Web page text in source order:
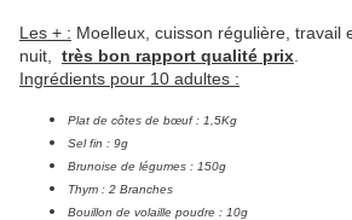
Les + : Moelleux, cuisson régulière, travail
nuit, très bon rapport qualité prix
Ingrédients pour 10 adultes :
Plat de côtes de bœuf : 1,5Kg
Sel fin : 9g
Brunoise de légumes : 150g
Thym : 2 Branches
Bouillon de volaille poudre : 10g